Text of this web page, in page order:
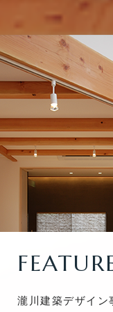
瀧川建築デザイン